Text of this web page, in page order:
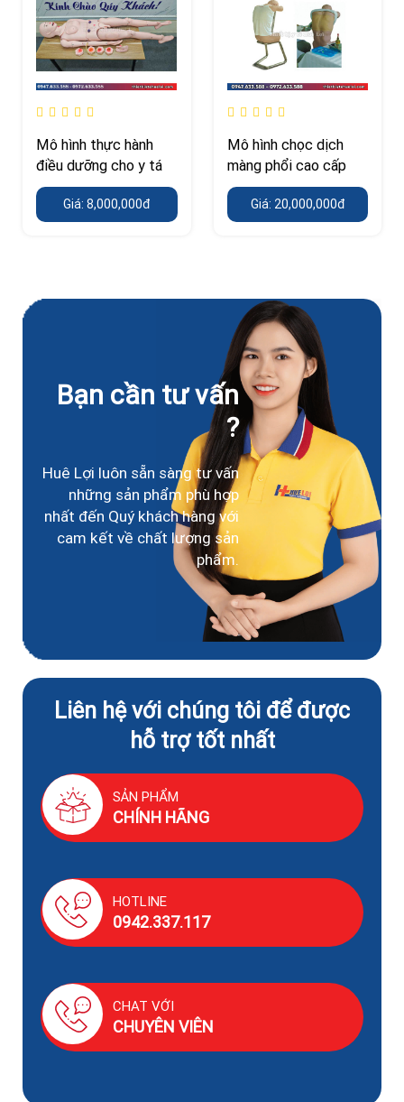
Mô hình thực hành
điều dưỡng cho y tá
Giá: 8,000,000đ
Mô hình chọc dịch
màng phổi cao cấp
Giá: 20,000,000đ
Bạn cần tư vấn
?
Huê Lợi luôn sẵn sàng tư vấn
những sản phẩm phù hợp
nhất đến Quý khách hàng với
cam kết về chất lượng sản
phẩm.
Liên hệ với chúng tôi để được
hỗ trợ tốt nhất
SẢN PHẨM
CHÍNH HÃNG
HOTLINE
0942.337.117
CHAT VỚI
CHUYÊN VIÊN